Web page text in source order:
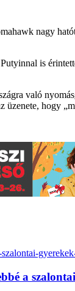
nagy
is
való
hogy
a